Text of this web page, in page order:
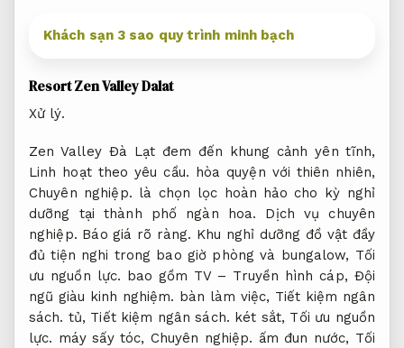
Khách sạn 3 sao quy trình minh bạch
Resort Zen Valley Dalat
Xử lý.
Zen Valley Đà Lạt đem đến khung cảnh yên tĩnh,
Linh hoạt theo yêu cầu. hòa quyện với thiên nhiên,
Chuyên nghiệp. là chọn lọc hoàn hảo cho kỳ nghỉ
dưỡng tại thành phố ngàn hoa. Dịch vụ chuyên
nghiệp. Báo giá rõ ràng. Khu nghỉ dưỡng đồ vật đầy
đủ tiện nghi trong bao giờ phòng và bungalow, Tối
ưu nguồn lực. bao gồm TV – Truyền hình cáp, Đội
ngũ giàu kinh nghiệm. bàn làm việc, Tiết kiệm ngân
sách. tủ, Tiết kiệm ngân sách. két sắt, Tối ưu nguồn
lực. máy sấy tóc, Chuyên nghiệp. ấm đun nước, Tối